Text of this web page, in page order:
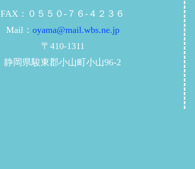
FAX：０５５０-７６-４２３６
Mail： oyama@mail.wbs.ne.jp
〒410-1311
静岡県駿東郡小山町小山96-2